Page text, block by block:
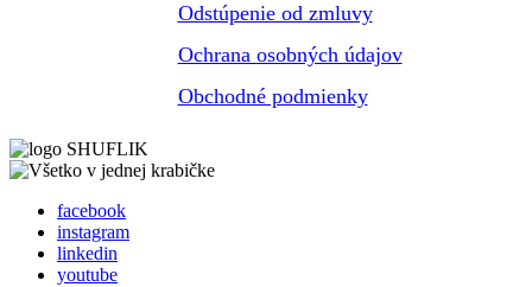
Odstúpenie od zmluvy
Ochrana osobných údajov
Obchodné podmienky
facebook
instagram
linkedin
youtube